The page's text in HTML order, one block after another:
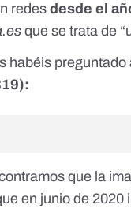
redesdesde el
que se trata de
habéis preguntado
):
que la
en junio de 2020